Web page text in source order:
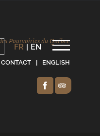
FR | EN
Pourvoiries du Québec
CONTACT ENGLISH